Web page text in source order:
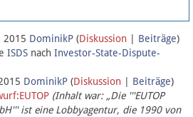
2015 DominikP (Diskussion Beiträge)
ISDS nach Investor-State-Dispute-
DominikP (Diskussion Beiträge)
(Inhalt war: „Die '''EUTOP
ist eine Lobbyagentur, die 1990 von